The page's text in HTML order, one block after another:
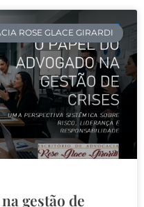
ROSE GLACE GIRARDI
gestão de